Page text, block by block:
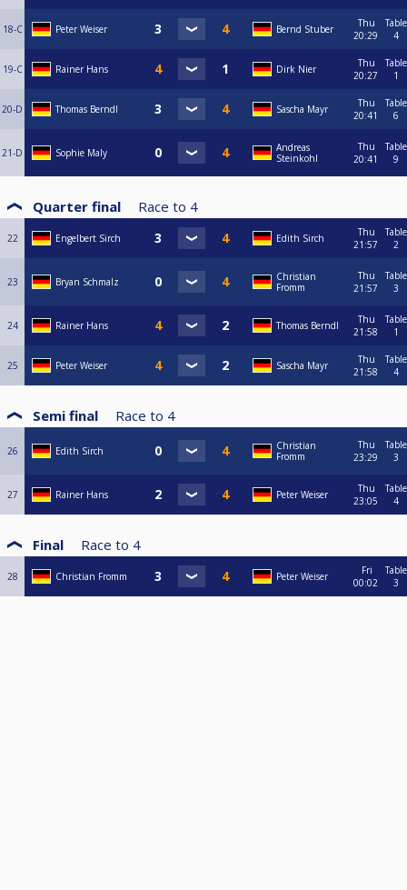
18-C Peter Weiser Bernd Stuber
Thu
20:29
Table
4
19-C Rainer Hans Dirk Nier
Thu
20:27
Table
1
20-D Thomas Berndl Sascha Mayr
Thu
20:41
Table
6
21-D Sophie Maly
Andreas
Steinkohl
Thu
20:41
Table
9
Quarter final Race to 4
22 Engelbert Sirch Edith Sirch
Thu
21:57
Table
2
23 Bryan Schmalz
Christian
Fromm
Thu
21:57
Table
3
24 Rainer Hans Thomas Berndl
Thu
21:58
Table
1
25 Peter Weiser Sascha Mayr
Thu
21:58
Table
4
Semi final Race to 4
26 Edith Sirch
Christian
Fromm
Thu
23:29
Table
3
27 Rainer Hans Peter Weiser
Thu
23:05
Table
4
Final Race to 4
28 Christian Fromm Peter Weiser
Fri
00:02
Table
3